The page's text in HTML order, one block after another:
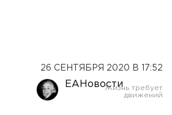
26 СЕНТЯБРЯ 2020 В 17:52
ЕАНовости